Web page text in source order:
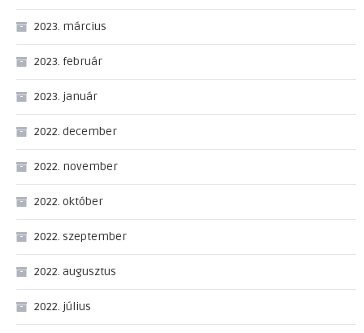
2023. március
2023. február
2023. január
2022. december
2022. november
2022. október
2022. szeptember
2022. augusztus
2022. július